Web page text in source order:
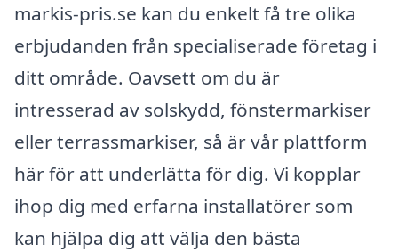
markis-pris.se kan du enkelt få tre olika
erbjudanden från specialiserade företag i
ditt område. Oavsett om du är
intresserad av solskydd, fönstermarkiser
eller terrassmarkiser, så är vår plattform
här för att underlätta för dig. Vi kopplar
ihop dig med erfarna installatörer som
kan hjälpa dig att välja den bästa